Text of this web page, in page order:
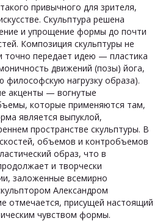
привычного для зрителя,
Скульптура решена
и упрощение формы до почти
Композиция скульптуры не
точно передает идею — пластика
движений (позы) йога,
философскую нагрузку образа).
акценты — вогнутые
которые применяются там,
является выпуклой,
пространстве скульптуры. В
объемов и контрoбъемов
образ, что в
и творчески
заложенные всемирно
Александром
отмечается, присущей настоящий
чувством формы.